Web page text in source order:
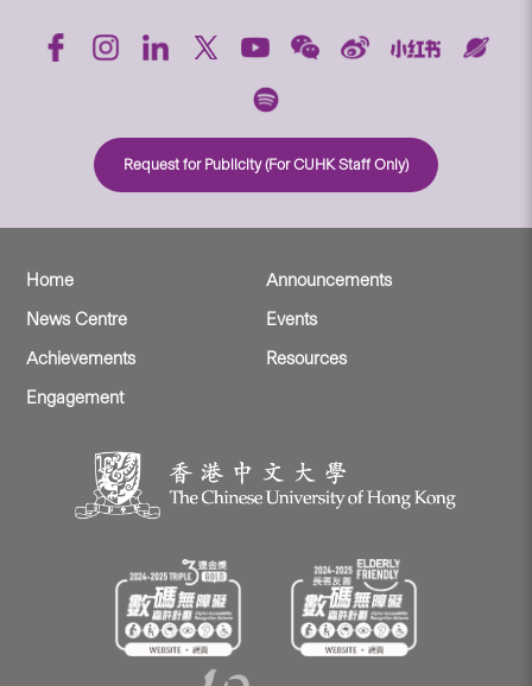
Request for Publicity (For CUHK Staff Only)
Home
Announcements
News Centre
Events
Achievements
Resources
Engagement